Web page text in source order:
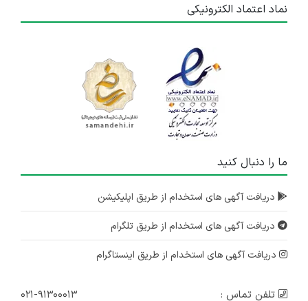
نماد اعتماد الکترونیکی
ما را دنبال کنید
دریافت آگهی های استخدام از طریق اپلیکیشن
دریافت آگهی های استخدام از طریق تلگرام
دریافت آگهی های استخدام از طریق اینستاگرام
تلفن تماس : ۰۲۱-۹۱۳۰۰۰۱۳